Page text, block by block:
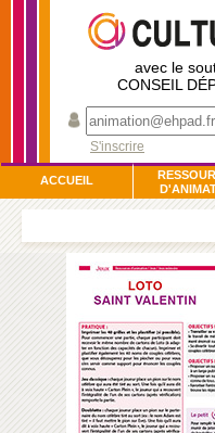
avec le
CONSEIL
S'inscrire
ACCUEIL